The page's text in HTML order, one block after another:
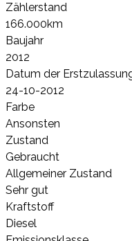
Zählerstand
166.000km
Baujahr
2012
Datum der
24-10-2012
Farbe
Ansonsten
Zustand
Gebraucht
Allgemeiner Zustand
Sehr gut
Kraftstoff
Diesel